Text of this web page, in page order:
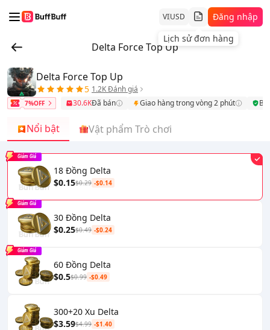
VIUSD
Lịch sử đơn hàng
Đăng nhập
Delta Force Top Up
Delta Force Top Up
5 1.2K Đánh giá
7%OFF 30.6KĐã bán Giao hàng trong vòng 2 phút
Nổi bật Vật phẩm Trò chơi
18 Đồng Delta
$0.15$0.29 -$0.14
Giảm Giá
30 Đồng Delta
$0.25$0.49 -$0.24
Giảm Giá
60 Đồng Delta
$0.5$0.99 -$0.49
Giảm Giá
300+20 Xu Delta
$3.59$4.99 -$1.40